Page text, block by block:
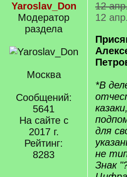
Yaroslav_Don
Модератор
раздела
Москва
Сообщений:
5641
На сайте с
2017 г.
Рейтинг:
8283
12
12
*В
для
не
Знак